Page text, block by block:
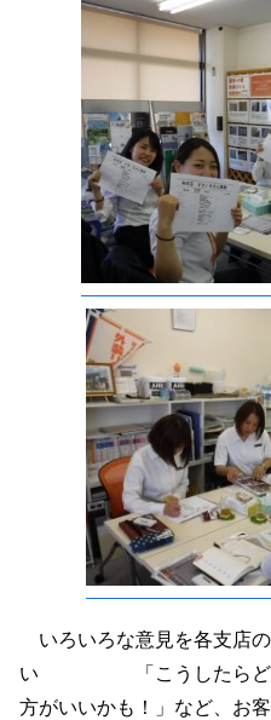
いろいろな意見を各支店
い 「こうしたらどうか
方がいいかも！」など、お